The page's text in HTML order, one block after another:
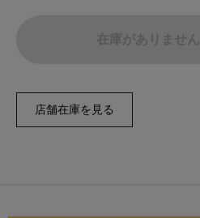
在庫がありません